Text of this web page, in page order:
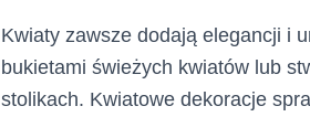
Kwiaty zawsze dodają elegancji i
bukietami świeżych kwiatów lub
stolikach. Kwiatowe dekoracje